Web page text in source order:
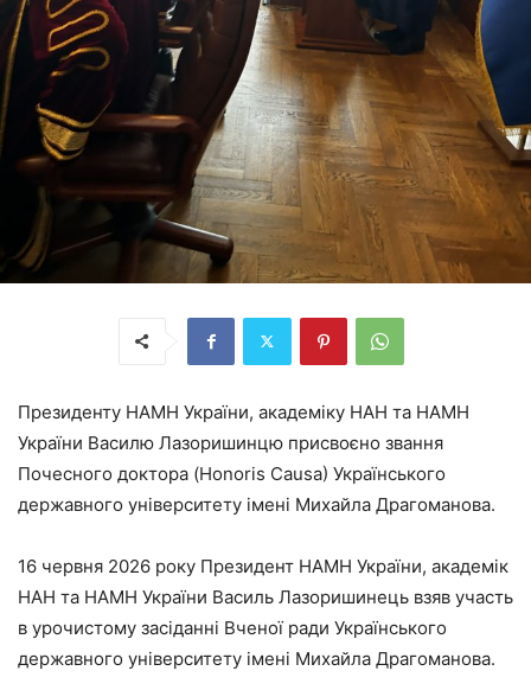
Президенту НАМН України, академіку НАН та НАМН
України Василю Лазоришинцю присвоєно звання
Почесного доктора (Honoris Causa) Українського
державного університету імені Михайла Драгоманова.
16 червня 2026 року Президент НАМН України, академік
НАН та НАМН України Василь Лазоришинець взяв участь
в урочистому засіданні Вченої ради Українського
державного університету імені Михайла Драгоманова.